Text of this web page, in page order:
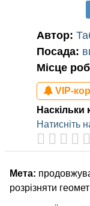
Автор:
Посада:
Місце
VIP-
Наскільки
Натисніть
Мета:
розрізняти